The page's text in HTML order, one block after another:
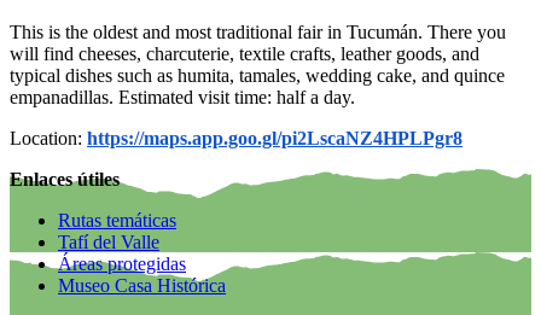
This is the oldest and most traditional fair in Tucumán. There you
will find cheeses, charcuterie, textile crafts, leather goods, and
typical dishes such as humita, tamales, wedding cake, and quince
empanadillas. Estimated visit time: half a day.
Location: https://maps.app.goo.gl/pi2LscaNZ4HPLPgr8
Enlaces útiles
Rutas temáticas
Tafí del Valle
Áreas protegidas
Museo Casa Histórica